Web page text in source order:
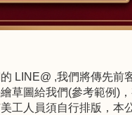
LINE@ ,我們將傳先
草圖給我們(參考範例)
工人員須自行排版，